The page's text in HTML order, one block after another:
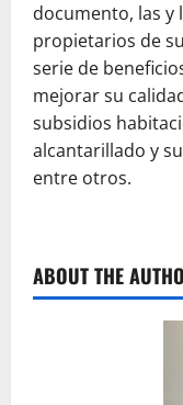
documento, las y
propietarios de
serie de
mejorar su
subsidios
alcantarillado y
entre otros.
ABOUT THE